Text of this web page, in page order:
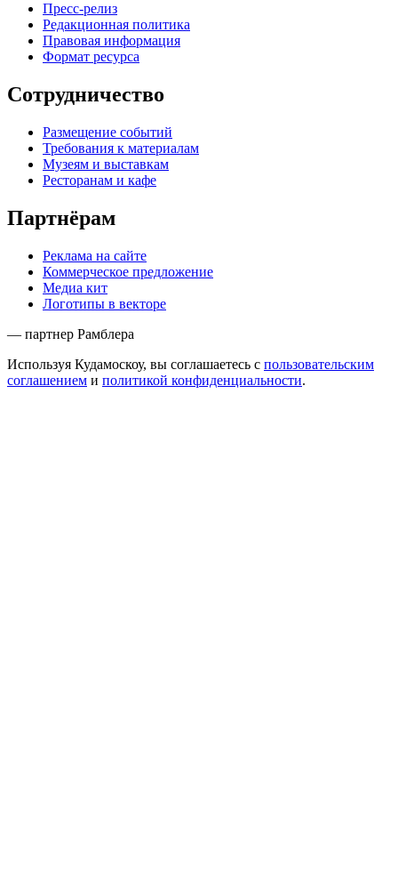
Пресс-релиз
Редакционная политика
Правовая информация
Формат ресурса
Сотрудничество
Размещение событий
Требования к материалам
Музеям и выставкам
Ресторанам и кафе
Партнёрам
Реклама на сайте
Коммерческое предложение
Медиа кит
Логотипы в векторе
— партнер Рамблера
Используя Кудамоскоу, вы соглашаетесь с пользовательским
соглашением и политикой конфиденциальности.